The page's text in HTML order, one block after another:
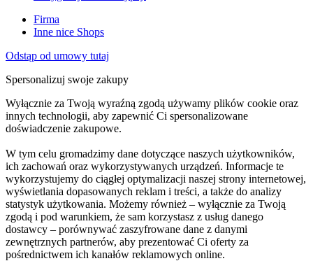
Firma
Inne nice Shops
Odstąp od umowy tutaj
Spersonalizuj swoje zakupy
Wyłącznie za Twoją wyraźną zgodą używamy plików cookie oraz
innych technologii, aby zapewnić Ci spersonalizowane
doświadczenie zakupowe.
W tym celu gromadzimy dane dotyczące naszych użytkowników,
ich zachowań oraz wykorzystywanych urządzeń. Informacje te
wykorzystujemy do ciągłej optymalizacji naszej strony internetowej,
wyświetlania dopasowanych reklam i treści, a także do analizy
statystyk użytkowania. Możemy również – wyłącznie za Twoją
zgodą i pod warunkiem, że sam korzystasz z usług danego
dostawcy – porównywać zaszyfrowane dane z danymi
zewnętrznych partnerów, aby prezentować Ci oferty za
pośrednictwem ich kanałów reklamowych online.